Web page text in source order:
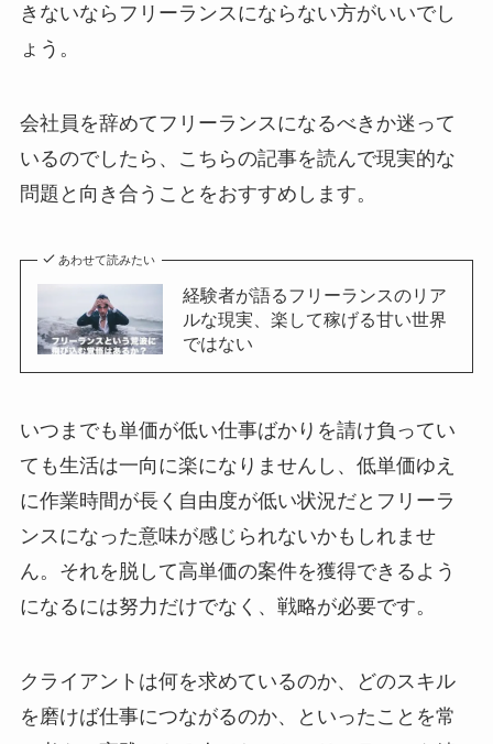
きないならフリーランスにならない方がいいでし
ょう。
会社員を辞めてフリーランスになるべきか迷って
いるのでしたら、こちらの記事を読んで現実的な
問題と向き合うことをおすすめします。
あわせて読みたい
経験者が語るフリーランスのリア
ルな現実、楽して稼げる甘い世界
ではない
いつまでも単価が低い仕事ばかりを請け負ってい
ても生活は一向に楽になりませんし、低単価ゆえ
に作業時間が長く自由度が低い状況だとフリーラ
ンスになった意味が感じられないかもしれませ
ん。それを脱して高単価の案件を獲得できるよう
になるには努力だけでなく、戦略が必要です。
クライアントは何を求めているのか、どのスキル
を磨けば仕事につながるのか、といったことを常